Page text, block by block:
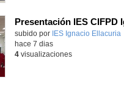
Contenido educativo.
subido por IES Ignacio Ellacuria
hace 7 dias
4visualizaciones